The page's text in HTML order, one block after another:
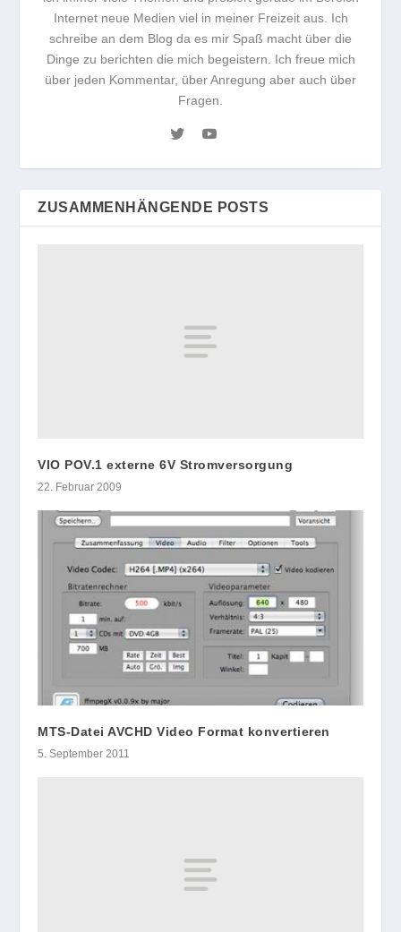
Internet neue Medien viel in meiner Freizeit aus. Ich
schreibe an dem Blog da es mir Spaß macht über die
Dinge zu berichten die mich begeistern. Ich freue mich
über jeden Kommentar, über Anregung aber auch über
Fragen.
ZUSAMMENHÄNGENDE POSTS
VIO POV.1 externe 6V Stromversorgung
22. Februar 2009
MTS-Datei AVCHD Video Format konvertieren
5. September 2011